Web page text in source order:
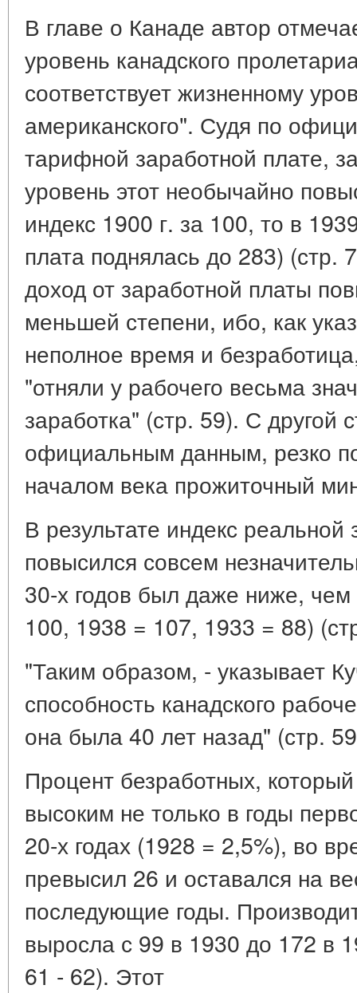
В главе о Канаде автор
уровень канадского
соответствует жизненному
американского". Судя по
тарифной заработной плате,
уровень этот необычайно
индекс 1900 г. за 100, то в
плата поднялась до 283) (стр.
доход от заработной платы
меньшей степени, ибо, как
неполное время и
"отняли у рабочего весьма
заработка" (стр. 59). С другой
официальным данным, резко
началом века прожиточный
В результате индекс
повысился совсем
30-х годов был даже ниже,
100, 1938 = 107, 1933 = 88)
"Таким образом, - указывает
способность канадского
она была 40 лет назад" (стр.
Процент безработных,
высоким не только в годы
20-х годах (1928 = 2,5%), во
превысил 26 и оставался на
последующие годы.
выросла с 99 в 1930 до 172 в
61 - 62). Этот